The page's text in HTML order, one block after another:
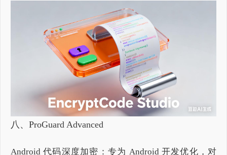
八、ProGuard Advanced
Android 代码深度加密：专为 Android 开发优化，对